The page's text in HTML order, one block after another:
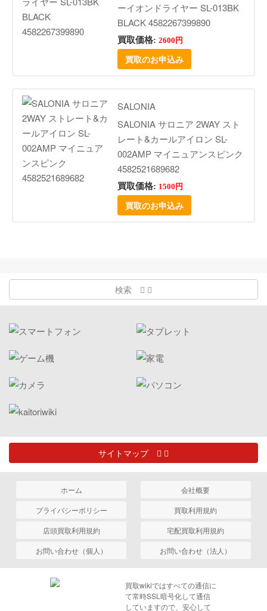
ーイオンドライヤー SL-013BK
BLACK 4582267399890
買取価格: 2600円
買取のお申込み
SALONIA
SALONIA サロニア 2WAY スト
レート&カールアイロン SL-
002AMP マイニュアンスピンク
4582521689682
買取価格: 1500円
買取のお申込み
検索
サイトマップ
ホーム
会社概要
プライバシーポリシー
買取利用規約
店頭買取利用規約
宅配買取利用規約
お問い合わせ（個人）
お問い合わせ（法人）
買取wikiではすべての通信に
て常時SSL暗号化して通信
していますので、安心して